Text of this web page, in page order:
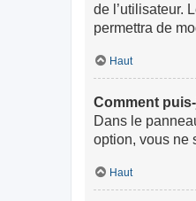
de l’utilisateur.
permettra de
Haut
Comment
Dans le
option, vous ne
Haut